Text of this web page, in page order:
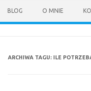
BLOG O MNIE
ARCHIWA TAGU: ILE